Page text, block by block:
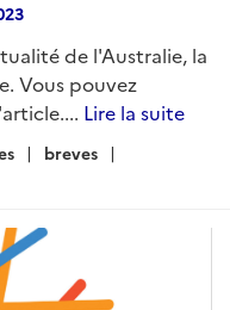
de l'Australie, la
Vous pouvez
Lire la suite
breves